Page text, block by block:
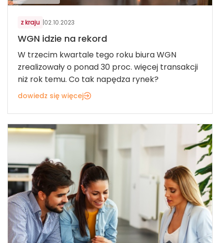
z kraju |02.10.2023
WGN idzie na rekord
W trzecim kwartale tego roku biura WGN
zrealizowały o ponad 30 proc. więcej transakcji
niż rok temu. Co tak napędza rynek?
dowiedz się więcej